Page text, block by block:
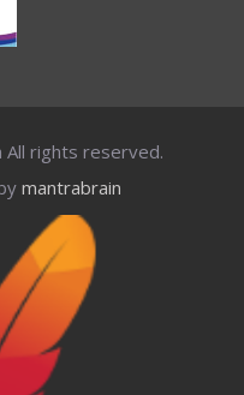
rights reserved.
mantrabrain